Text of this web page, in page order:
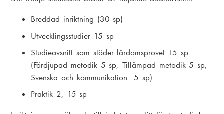
Breddad inriktning (30 sp)
Utvecklingsstudier 15 sp
Studieavsnitt som stöder lärdomsprovet 15 sp
(Fördjupad metodik 5 sp, Tillämpad metodik 5 sp,
Svenska och kommunikation 5 sp)
Praktik 2, 15 sp